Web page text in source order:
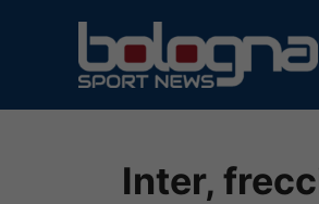
contenuto
Inter,